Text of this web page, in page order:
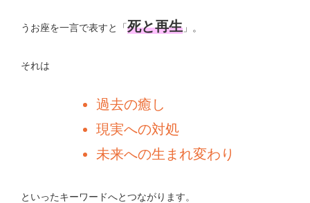
うお座を一言で表すと「死と再生 」。
それは
過去の癒し
現実への対処
未来への生まれ変わり
といったキーワードへとつながります。